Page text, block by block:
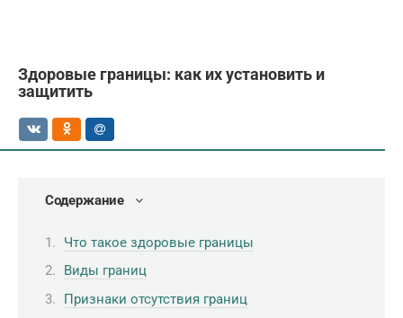
Здоровые границы: как их установить и
защитить
Содержание
Что такое здоровые границы
Виды границ
Признаки отсутствия границ